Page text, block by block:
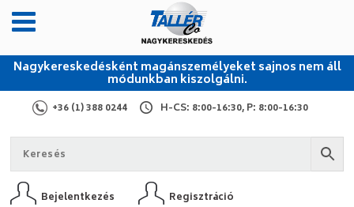
Nagykereskedésként magánszemélyeket sajnos nem áll
módunkban kiszolgálni.
+36 (1) 388 0244 H-CS: 8:00-16:30, P: 8:00-16:30
Bejelentkezés Regisztráció